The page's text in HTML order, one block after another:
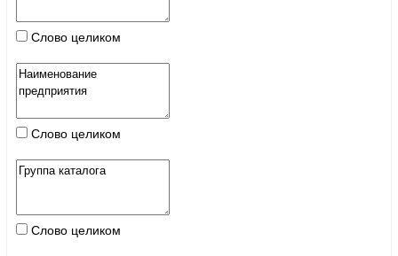
Слово целиком
Слово целиком
Слово целиком